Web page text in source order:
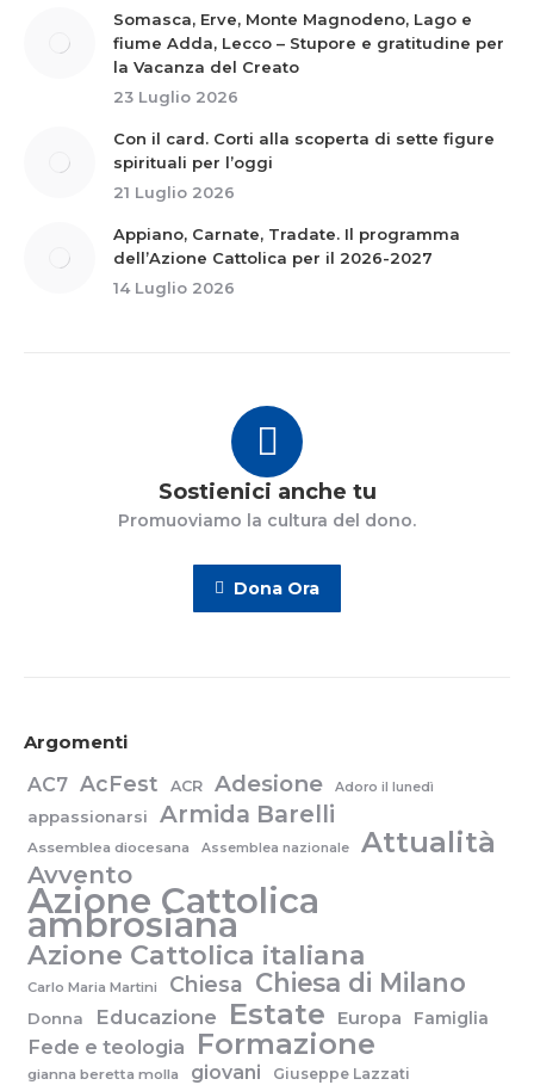
Somasca, Erve, Monte Magnodeno, Lago e
fiume Adda, Lecco – Stupore e gratitudine per
la Vacanza del Creato
23 Luglio 2026
Con il card. Corti alla scoperta di sette figure
spirituali per l’oggi
21 Luglio 2026
Appiano, Carnate, Tradate. Il programma
dell’Azione Cattolica per il 2026-2027
14 Luglio 2026
Sostienici anche tu
Promuoviamo la cultura del dono.
Dona Ora
Argomenti
AC7 AcFest ACR Adesione Adoro il lunedì
appassionarsi Armida Barelli
Assemblea diocesana Assemblea nazionale Attualità
Avvento
Azione Cattolica
ambrosiana
Azione Cattolica italiana
Carlo Maria Martini Chiesa Chiesa di Milano
Donna Educazione Estate Europa Famiglia
Fede e teologia Formazione
gianna beretta molla giovani Giuseppe Lazzati